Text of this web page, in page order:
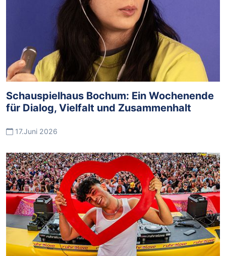
Schauspielhaus Bochum: Ein Wochenende
für Dialog, Vielfalt und Zusammenhalt
17.Juni 2026